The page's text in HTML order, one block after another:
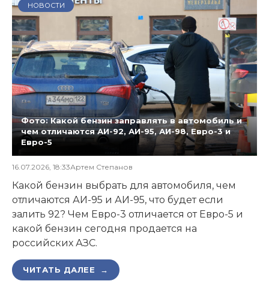
НОВОСТИ
Фото: Какой бензин заправлять в автомобиль и
чем отличаются АИ-92, АИ-95, АИ-98, Евро-3 и
Евро-5
16.07.2026, 18:33Артем Степанов
Какой бензин выбрать для автомобиля, чем
отличаются АИ-95 и АИ-95, что будет если
залить 92? Чем Евро-3 отличается от Евро-5 и
какой бензин сегодня продается на
российских АЗС.
ЧИТАТЬ ДАЛЕЕ →